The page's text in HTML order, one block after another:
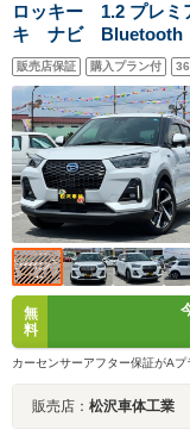
ロッキー 1.2 プレミ
キ ナビ Bluetooth
ルコン シートヒー
ッドライト フォグ
グ ハーフレザーシ
販売店保証 購入プラン付
無
料
カーセンサーアフター保証がA
販売店： 松沢車体工業